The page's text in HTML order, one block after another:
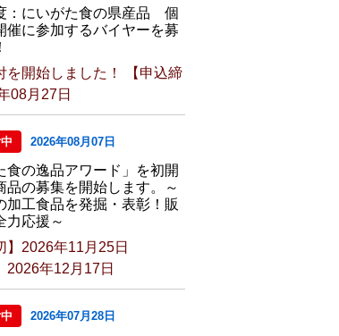
：にいがた食の県産品 個
催に参加するバイヤーを募
を開始しました！ 【申込締
08月27日
2026年08月07日
食の逸品アワード」を初開
品の募集を開始します。～
加工食品を発掘・表彰！販
力応援～
】2026年11月25日
2026年12月17日
2026年07月28日